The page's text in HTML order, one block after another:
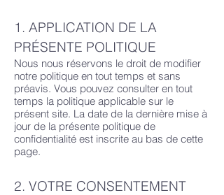
1. APPLICATION DE LA
PRÉSENTE POLITIQUE
Nous nous réservons le droit de modifier
notre politique en tout temps et sans
préavis. Vous pouvez consulter en tout
temps la politique applicable sur le
présent site. La date de la dernière mise à
jour de la présente politique de
confidentialité est inscrite au bas de cette
page.
2. VOTRE CONSENTEMENT